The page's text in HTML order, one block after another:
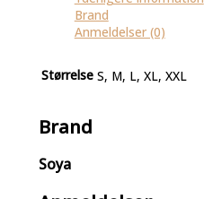
Brand
Anmeldelser (0)
Størrelse S, M, L, XL, XXL
Brand
Soya